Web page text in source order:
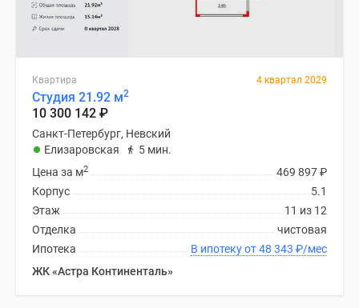
Квартира 4 квартал 2029
Студия 21.92 м2
10 300 142 ₽
Санкт-Петербург, Невский
Елизаровская
5 мин.
469 897₽
Цена за м2
5.1
Корпус
11 из 12
Этаж
чистовая
Отделка
В ипотеку от 48 343 ₽/мес
Ипотека
ЖК «Астра Континенталь»